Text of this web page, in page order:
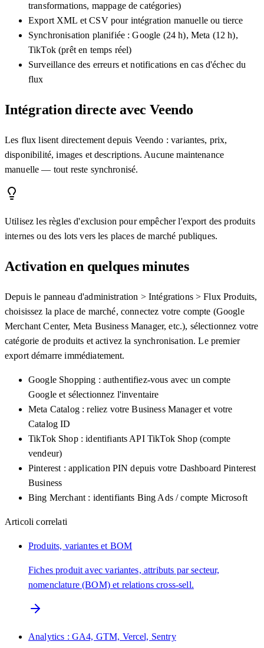
transformations, mappage de catégories)
Export XML et CSV pour intégration manuelle ou tierce
Synchronisation planifiée : Google (24 h), Meta (12 h),
TikTok (prêt en temps réel)
Surveillance des erreurs et notifications en cas d'échec du
flux
Intégration directe avec Veendo
Les flux lisent directement depuis Veendo : variantes, prix,
disponibilité, images et descriptions. Aucune maintenance
manuelle — tout reste synchronisé.
Utilisez les règles d'exclusion pour empêcher l'export des produits
internes ou des lots vers les places de marché publiques.
Activation en quelques minutes
Depuis le panneau d'administration > Intégrations > Flux Produits,
choisissez la place de marché, connectez votre compte (Google
Merchant Center, Meta Business Manager, etc.), sélectionnez votre
catégorie de produits et activez la synchronisation. Le premier
export démarre immédiatement.
Google Shopping : authentifiez-vous avec un compte
Google et sélectionnez l'inventaire
Meta Catalog : reliez votre Business Manager et votre
Catalog ID
TikTok Shop : identifiants API TikTok Shop (compte
vendeur)
Pinterest : application PIN depuis votre Dashboard Pinterest
Business
Bing Merchant : identifiants Bing Ads / compte Microsoft
Articoli correlati
Produits, variantes et BOM
Fiches produit avec variantes, attributs par secteur,
nomenclature (BOM) et relations cross-sell.
Analytics : GA4, GTM, Vercel, Sentry